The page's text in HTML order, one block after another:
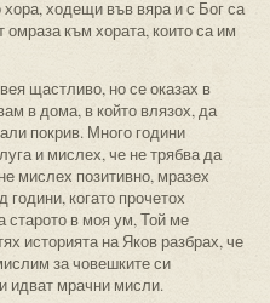
хора, ходещи във вяра и с Бог са
към хората, които са им
щастливо, но се оказах в
в дома, в който влязох, да
покрив. Много години
и мислех, че не трябва да
мислех позитивно, мразех
когато прочетох
старото в моя ум, Той ме
историята на Яков разбрах, че
за човешките си
идват мрачни мисли.